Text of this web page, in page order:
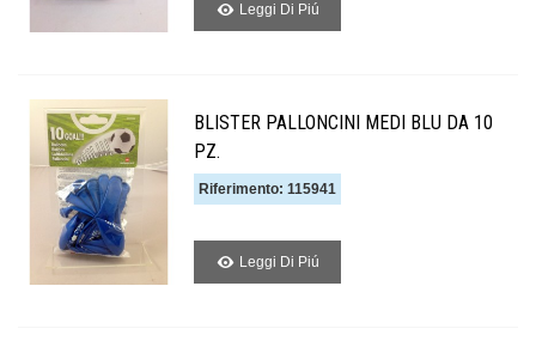
Leggi Di Piú
BLISTER PALLONCINI MEDI BLU DA 10
PZ.
Riferimento: 115941
Leggi Di Piú